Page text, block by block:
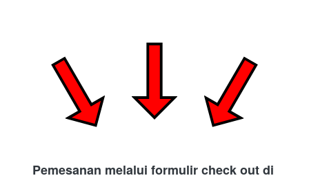
Pemesanan melalui formulir check out di